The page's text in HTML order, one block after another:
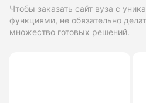
Чтобы заказать сайт вуза с
функциями, не обязательно
множество готовых решений.